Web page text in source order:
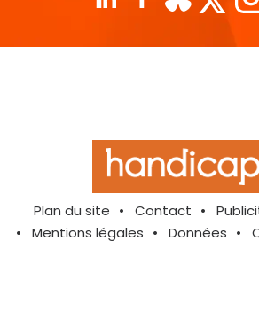
Plan du site Contact
Mentions légales
Données